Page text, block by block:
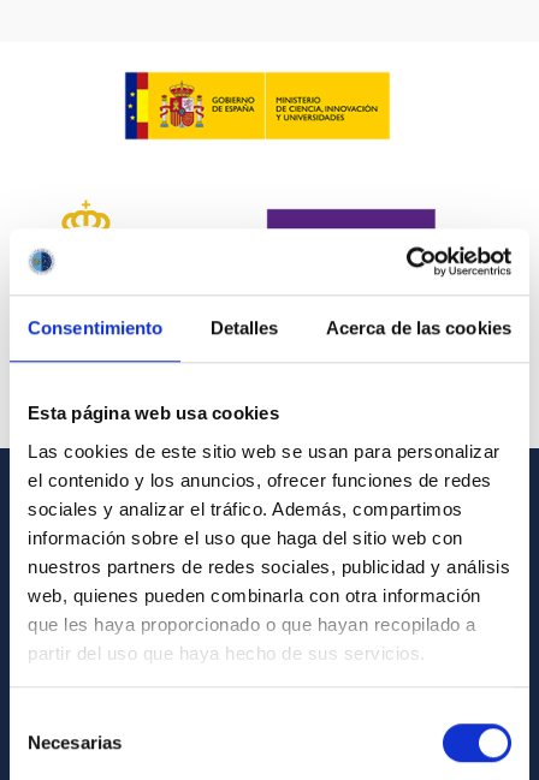
Consentimiento Detalles Acerca de las cookies
Esta página web usa cookies
Las cookies de este sitio web se usan para personalizar
el contenido y los anuncios, ofrecer funciones de redes
sociales y analizar el tráfico. Además, compartimos
información sobre el uso que haga del sitio web con
nuestros partners de redes sociales, publicidad y análisis
web, quienes pueden combinarla con otra información
que les haya proporcionado o que hayan recopilado a
partir del uso que haya hecho de sus servicios.
Necesarias
GENERAL INFORMATION
Contact
How to get to the IAC
List of personnel
Library
General register